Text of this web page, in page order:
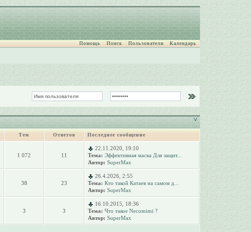
Помощь Поиск Пользователи Календарь
Тем Ответов Последнее сообщение
1 072 11
22.11.2020, 19:10
Тема: Эффективная маска Для защит...
Автор: SuperMax
38 23
26.4.2026, 2:55
Тема: Кто такой Катаев на самом д...
Автор: SuperMax
3 3
16.10.2015, 18:36
Тема: Что такое Necomimi ?
Автор: SuperMax